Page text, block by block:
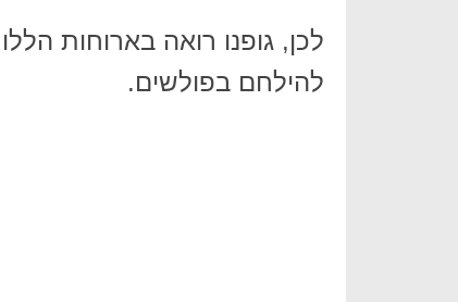
לכן, גופנו רואה בארוחות
להילחם בפולשים.